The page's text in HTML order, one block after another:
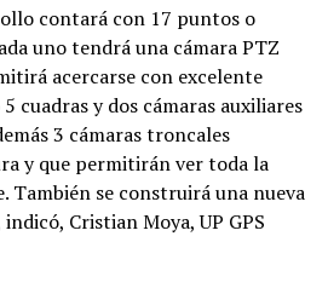
contará con 17 puntos o
uno tendrá una cámara PTZ
acercarse con excelente
cuadras y dos cámaras auxiliares
3 cámaras troncales
y que permitirán ver toda la
También se construirá una nueva
Cristian Moya, UP GPS